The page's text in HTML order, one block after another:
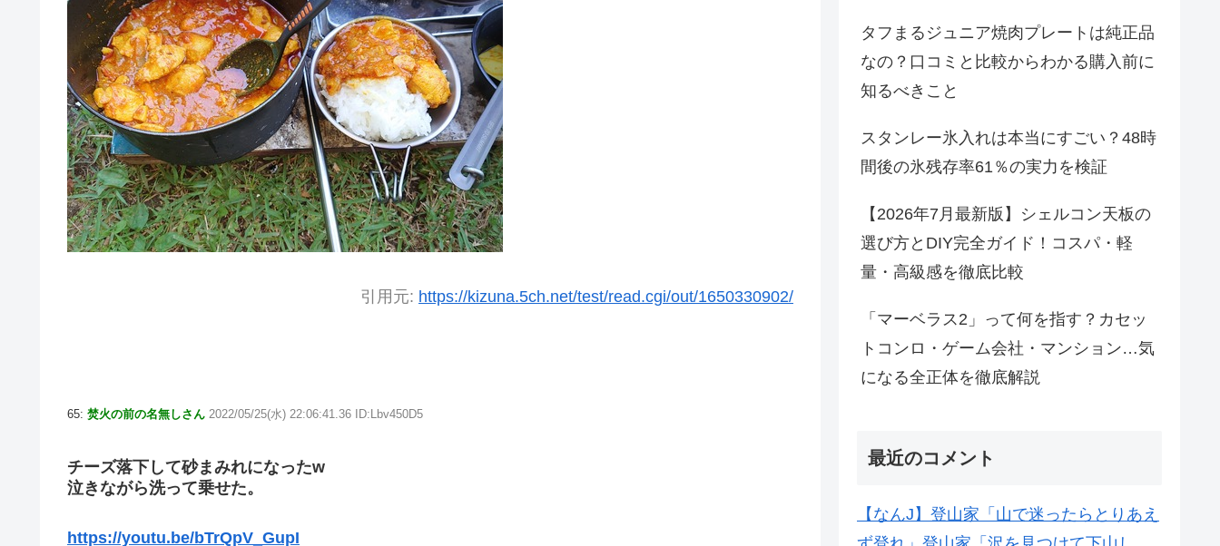
引用元: https://kizuna.5ch.net/test/read.cgi/out/1650330902/
65: 焚火の前の名無しさん 2022/05/25(水) 22:06:41.36 ID:Lbv450D5
チーズ落下して砂まみれになったw
泣きながら洗って乗せた。
https://youtu.be/bTrQpV_GupI
タフまるジュニア焼肉プレートは純正品
なの？口コミと比較からわかる購入前に
知るべきこと
スタンレー氷入れは本当にすごい？48時
間後の氷残存率61％の実力を検証
【2026年7月最新版】シェルコン天板の
選び方とDIY完全ガイド！コスパ・軽
量・高級感を徹底比較
「マーベラス2」って何を指す？カセッ
トコンロ・ゲーム会社・マンション…気
になる全正体を徹底解説
最近のコメント
【なんJ】登山家「山で迷ったらとりあえ